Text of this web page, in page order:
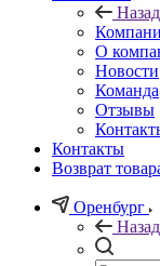
Назад
О
Новости
Команда
Отзывы
Контакты
Возврат
Оренбург
Назад